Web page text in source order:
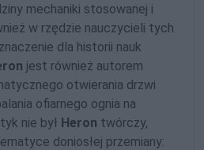
mechaniki stosowanej i
w rzędzie nauczycieli tych
dla historii nauk
jest również autorem
otwierania drzwi
ofiarnego ognia na
nie był Heron twórczy,
doniosłej przemiany: